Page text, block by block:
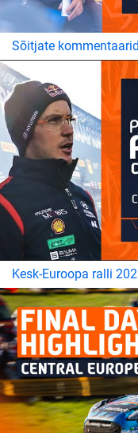
Sõitjate
Kesk-Euroopa ralli